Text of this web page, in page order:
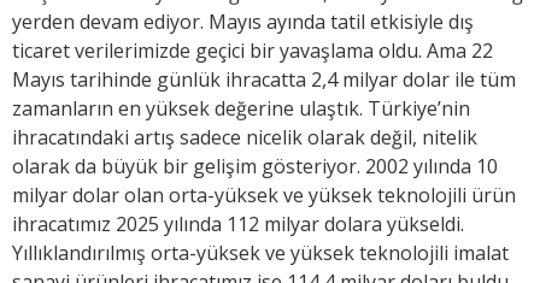
yerden devam ediyor. Mayıs ayında tatil etkisiyle dış
ticaret verilerimizde geçici bir yavaşlama oldu. Ama 22
Mayıs tarihinde günlük ihracatta 2,4 milyar dolar ile tüm
zamanların en yüksek değerine ulaştık. Türkiye’nin
ihracatındaki artış sadece nicelik olarak değil, nitelik
olarak da büyük bir gelişim gösteriyor. 2002 yılında 10
milyar dolar olan orta-yüksek ve yüksek teknolojili ürün
ihracatımız 2025 yılında 112 milyar dolara yükseldi.
Yıllıklandırılmış orta-yüksek ve yüksek teknolojili imalat